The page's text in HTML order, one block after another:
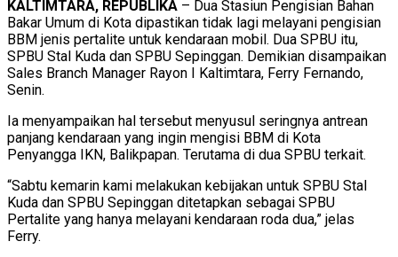
KALTIMTARA, REPUBLIKA – Dua Stasiun Pengisian Bahan
Bakar Umum di Kota dipastikan tidak lagi melayani pengisian
BBM jenis pertalite untuk kendaraan mobil. Dua SPBU itu,
SPBU Stal Kuda dan SPBU Sepinggan. Demikian disampaikan
Sales Branch Manager Rayon I Kaltimtara, Ferry Fernando,
Senin.
Ia menyampaikan hal tersebut menyusul seringnya antrean
panjang kendaraan yang ingin mengisi BBM di Kota
Penyangga IKN, Balikpapan. Terutama di dua SPBU terkait.
“Sabtu kemarin kami melakukan kebijakan untuk SPBU Stal
Kuda dan SPBU Sepinggan ditetapkan sebagai SPBU
Pertalite yang hanya melayani kendaraan roda dua,” jelas
Ferry.